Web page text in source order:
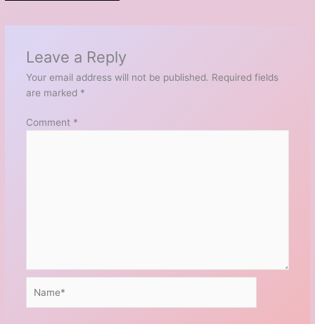
Leave a Reply
Your email address will not be published. Required fields
are marked *
Comment *